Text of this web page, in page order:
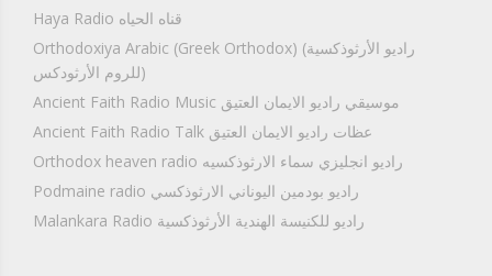
Haya Radio قناه الحياه
Orthodoxiya Arabic (Greek Orthodox) (راديو الأرثوذكسية
(للروم الأرثودكس
Ancient Faith Radio Music موسيقي راديو الايمان العتيق
Ancient Faith Radio Talk عظات راديو الايمان العتيق
Orthodox heaven radio راديو انجليزي سماء الارثوذكسيه
Podmaine radio راديو بودمين اليوناني الارثوذكسي
Malankara Radio راديو للكنيسة الهندية الأرثوذكسية